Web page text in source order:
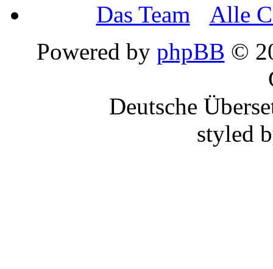
Das Team
Alle
Powered by phpBB ©
Deutsche
styled